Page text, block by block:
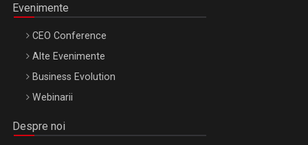
Evenimente
CEO Conference
Alte Evenimente
Business Evolution
Webinarii
Despre noi